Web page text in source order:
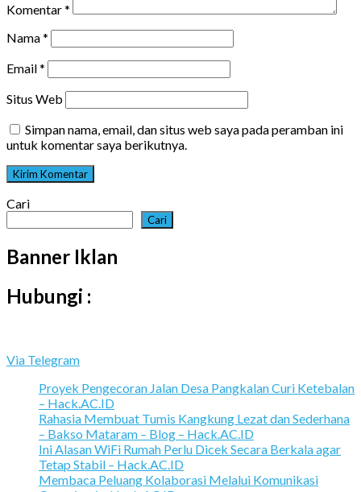
Komentar*
Nama*
Email*
Situs Web
Simpan nama, email, dan situs web saya pada peramban ini
untuk komentar saya berikutnya.
Cari
Cari
Banner Iklan
Hubungi :
Via Telegram
Proyek Pengecoran Jalan Desa Pangkalan Curi Ketebalan
– Hack.AC.ID
Rahasia Membuat Tumis Kangkung Lezat dan Sederhana
– Bakso Mataram – Blog – Hack.AC.ID
Ini Alasan WiFi Rumah Perlu Dicek Secara Berkala agar
Tetap Stabil – Hack.AC.ID
Membaca Peluang Kolaborasi Melalui Komunikasi